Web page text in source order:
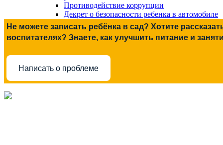
Противодействие коррупции
Декрет о безопасности ребенка в автомобиле
Не можете записать ребёнка в сад? Хотите
воспитателях? Знаете, как улучшить питание и
Написать о проблеме